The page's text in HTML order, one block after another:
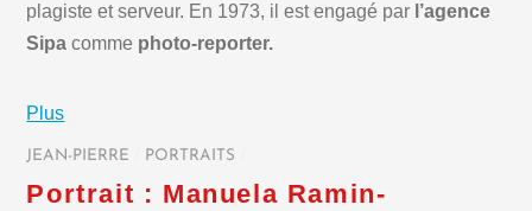
plagiste et serveur. En 1973, il est engagé par l’agence
Sipa comme photo-reporter.
Plus
JEAN-PIERRE PORTRAITS
Portrait : Manuela Ramin-